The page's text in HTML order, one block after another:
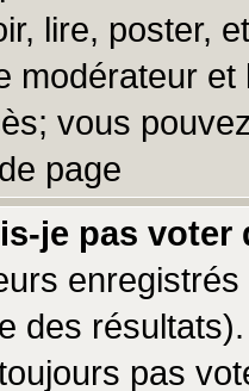
lire, poster,
modérateur
vous
page
je pas voter
des
pas